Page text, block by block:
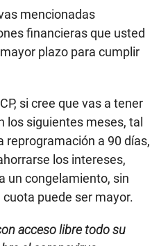
mencionadas
financieras que usted
plazo para cumplir
si cree que vas a tener
los siguientes meses, tal
reprogramación a 90 días,
los intereses,
un congelamiento, sin
puede ser mayor.
acceso libre todo su